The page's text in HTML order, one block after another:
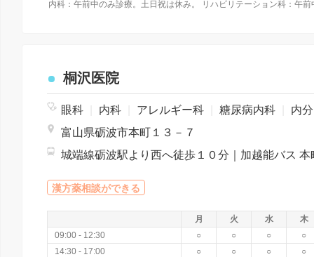
桐沢医院
眼科 内科 アレルギー科 糖尿病内科
内分泌科
富山県砺波市本町１３－７
漢方薬相談ができる
月 火 水
木
09:00 - 12:30
○ ○ ○
○
14:30 - 17:00
○ ○ ○
○